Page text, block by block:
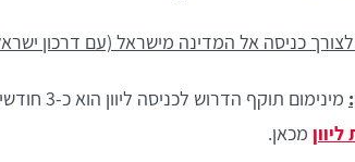
כניסה אל המדינה מישראל (עם דרכון
מינימום
מכאן.